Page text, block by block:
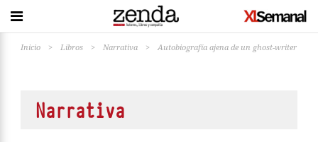
Inicio > Libros > Narrativa > Autobiografía ajena de un ghost-writer
Narrativa